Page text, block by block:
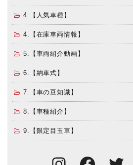
4.【人気車種】
4.【在庫車両情報】
5.【車両紹介動画】
6.【納車式】
7.【車の豆知識】
8.【車種紹介】
9.【限定目玉車】